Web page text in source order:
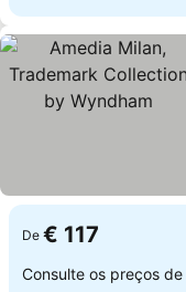
De € 117
Consulte os preços de